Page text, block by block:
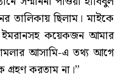
তালিকায় ছিলাম। মাইকে
কয়েকজন আমার
আসামি-এ তথ্য আগে
করতাম না।”